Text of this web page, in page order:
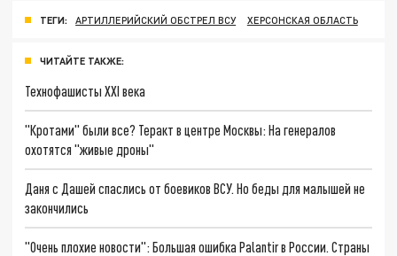
ТЕГИ: АРТИЛЛЕРИЙСКИЙ ОБСТРЕЛ ВСУ ХЕРСОНСКАЯ ОБЛАСТЬ
ЧИТАЙТЕ ТАКЖЕ:
Технофашисты XXI века
"Кротами" были все? Теракт в центре Москвы: На генералов
охотятся "живые дроны"
Даня с Дашей спаслись от боевиков ВСУ. Но беды для малышей не
закончились
"Очень плохие новости": Большая ошибка Palantir в России. Страны